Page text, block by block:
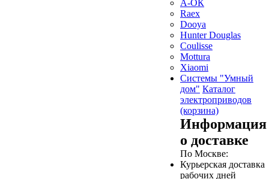
А-ОК
Raex
Dooya
Hunter Douglas
Coulisse
Mottura
Xiaomi
Системы "Умный
дом" Каталог
электроприводов
(корзина)
Информация
о доставке
По Москве:
Курьерская доставка
рабочих дней